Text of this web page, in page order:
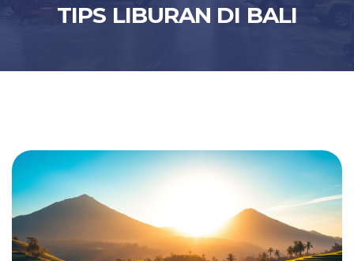
TIPS LIBURAN DI BALI